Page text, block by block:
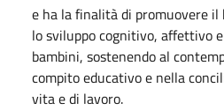
e ha la finalità di promuovere il
lo sviluppo cognitivo, affettivo
bambini, sostenendo al
compito educativo e nella
vita e di lavoro.